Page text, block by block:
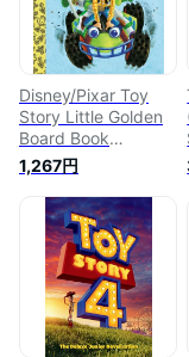
Disney/Pixar Toy
Story Little Golden
Board Book
(Disney/Pixar Toy
Story)
DISNEY/PIXAR TOY
STORY LITTLE
（Little Golden
Book） [ Random
House Disney ]
1,267円